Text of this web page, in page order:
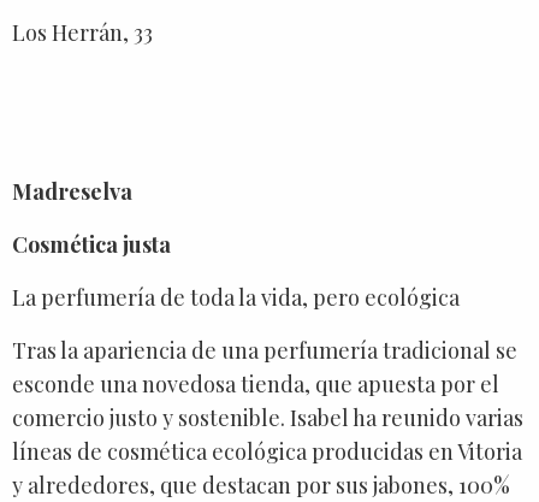
Los Herrán, 33
Madreselva
Cosmética justa
La perfumería de toda la vida, pero ecológica
Tras la apariencia de una perfumería tradicional se
esconde una novedosa tienda, que apuesta por el
comercio justo y sostenible. Isabel ha reunido varias
líneas de cosmética ecológica producidas en Vitoria
y alrededores, que destacan por sus jabones, 100%